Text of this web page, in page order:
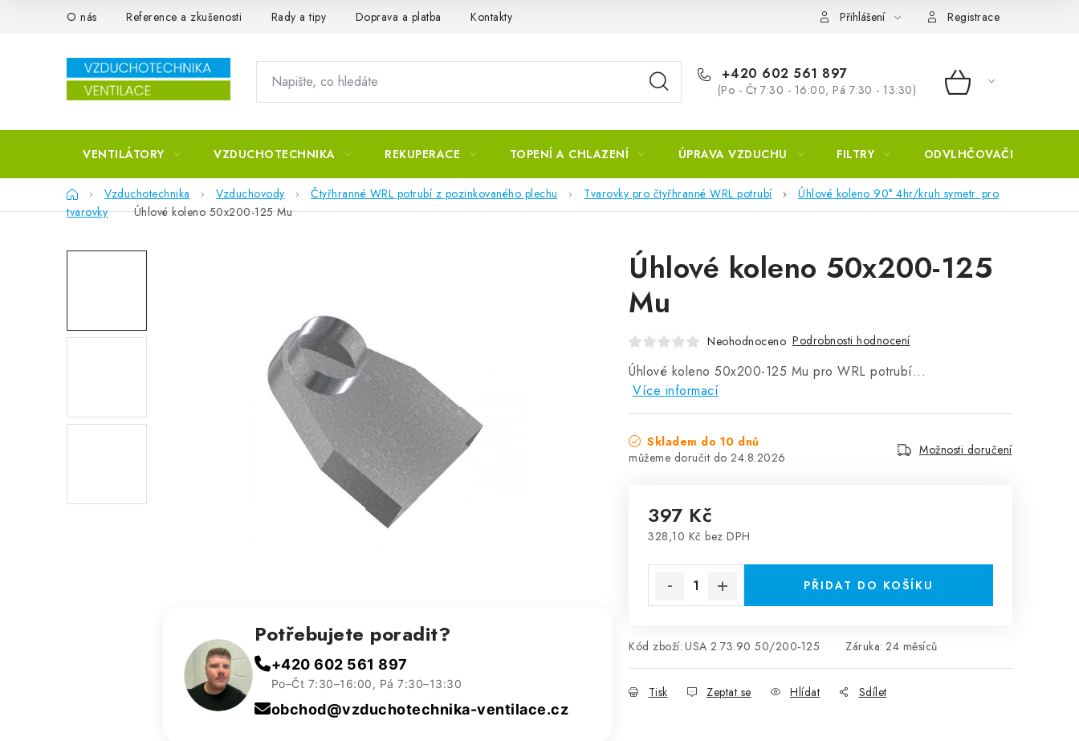
Přejít na obsahO nás Reference a zkušenosti Rady a tipy Doprava a platba Kontakty Přihlášení Registrace
+420 602 561 897
(Po - Čt 7:30 - 16:00, Pá 7:30 - 13:30) NÁKUPNÍ
VENTILÁTORY VZDUCHOTECHNIKA REKUPERACE TOPENÍ A CHLAZENÍ ÚPRAVA VZDUCHU FILTRY ODVLHČOVAČE
DomůVzduchotechnika Vzduchovody Čtyřhranné WRL potrubí z pozinkovaného plechu Tvarovky pro čtyřhranné WRL potrubí
Úhlové koleno 90° 4hr/kruh symetr. pro
tvarovky
Úhlové koleno 50x200-125 Mu
Úhlové koleno 50x200-125
Mu
Neohodnoceno Podrobnosti hodnocení
Úhlové koleno 50x200-125 Mu pro WRL potrubí...
Více informací
Skladem do 10 dnů
24.8.2026
Možnosti doručení
397 Kč
328,10 Kč bez DPH
PŘIDAT DO KOŠÍKU
Kód zboží: USA 2.73.90 50/200-125 Záruka: 24 měsíců
Tisk Zeptat se Hlídat Sdílet
Potřebujete poradit?
+420 602 561 897
Po–Čt 7:30–16:00, Pá 7:30–13:30
obchod@vzduchotechnika-ventilace.cz